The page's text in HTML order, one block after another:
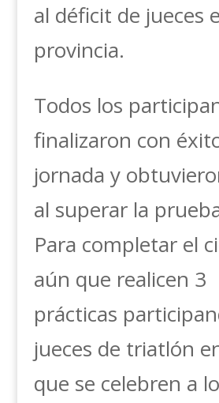
al déficit de jueces
provincia.
Todos los
finalizaron con
jornada y
al superar la
Para completar el
aún que realicen 3
prácticas
jueces de triatlón
que se celebren a